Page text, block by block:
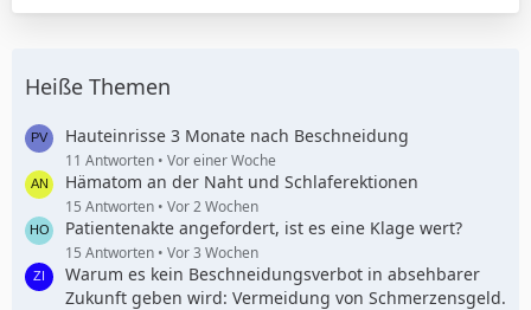
e
i
r
ä
g
e
t
e
e
i
t
r
ä
g
e
Heiße Themen
Hauteinrisse 3 Monate nach Beschneidung
11 Antworten Vor einer Woche
Hämatom an der Naht und Schlaferektionen
15 Antworten Vor 2 Wochen
Patientenakte angefordert, ist es eine Klage wert?
15 Antworten Vor 3 Wochen
Warum es kein Beschneidungsverbot in absehbarer
Zukunft geben wird: Vermeidung von Schmerzensgeld.